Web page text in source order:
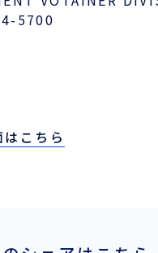
5700
はこちら